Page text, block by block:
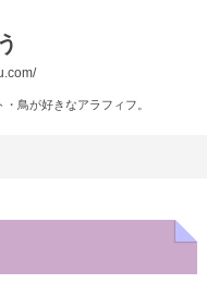
鳥が好きなアラフィフ。